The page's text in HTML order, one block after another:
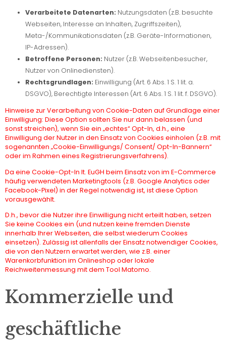
Verarbeitete Datenarten: Nutzungsdaten (z.B. besuchte
Webseiten, Interesse an Inhalten, Zugriffszeiten),
Meta-/Kommunikationsdaten (z.B. Geräte-Informationen,
IP-Adressen).
Betroffene Personen: Nutzer (z.B. Webseitenbesucher,
Nutzer von Onlinediensten).
Rechtsgrundlagen: Einwilligung (Art. 6 Abs. 1 S. 1 lit. a.
DSGVO), Berechtigte Interessen (Art. 6 Abs. 1 S. 1 lit. f. DSGVO).
Hinweise zur Verarbeitung von Cookie-Daten auf Grundlage einer
Einwilligung: Diese Option sollten Sie nur dann belassen (und
sonst streichen), wenn Sie ein „echtes“ Opt-In, d.h., eine
Einwilligung der Nutzer in den Einsatz von Cookies einholen (z.B. mit
sogenannten „Cookie-Einwilligungs/ Consent/ Opt-In-Bannern“
oder im Rahmen eines Registrierungsverfahrens).
Da eine Cookie-Opt-In lt. EuGH beim Einsatz von im E-Commerce
häufig verwendeten Marketingtools (z.B. Google Analytics oder
Facebook-Pixel) in der Regel notwendig ist, ist diese Option
vorausgewählt.
D.h., bevor die Nutzer ihre Einwilligung nicht erteilt haben, setzen
Sie keine Cookies ein (und nutzen keine fremden Dienste
innerhalb Ihrer Webseiten, die selbst wiederum Cookies
einsetzen). Zulässig ist allenfalls der Einsatz notwendiger Cookies,
die von den Nutzern erwartet werden, wie z.B. einer
Warenkorbfunktion im Onlineshop oder lokale
Reichweitenmessung mit dem Tool Matomo.
Kommerzielle und
geschäftliche